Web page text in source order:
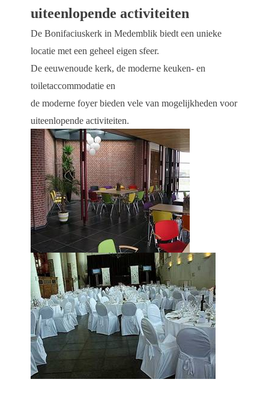
uiteenlopende activiteiten
De Bonifaciuskerk in Medemblik biedt een unieke
locatie met een geheel eigen sfeer.
De eeuwenoude kerk, de moderne keuken- en
toiletaccommodatie en
de moderne foyer bieden vele van mogelijkheden voor
uiteenlopende activiteiten.